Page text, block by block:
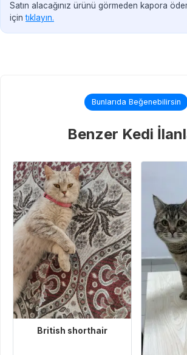
Satın alacağınız ürünü görmeden kapora
içintıklayın.
Bunlarıda Beğenebilirsin
Benzer Kedi
British shorthair